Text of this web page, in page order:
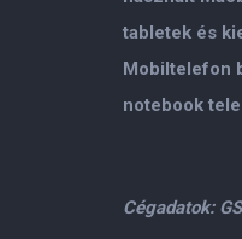
tabletek és
Mobiltelefon
notebook
Cégadatok: